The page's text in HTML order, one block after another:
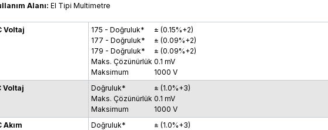
Alanı: El Tipi Multimetre
Voltaj 175 - Doğruluk*
± (0.15%+2)
177 - Doğruluk*
± (0.09%+2)
179 - Doğruluk*
± (0.09%+2)
Maks. Çözünürlük 0.1 mV
Maksimum
1000 V
Voltaj
Doğruluk*
± (1.0%+3)
Maks. Çözünürlük 0.1 mV
Maksimum
1000 V
Akım
Doğruluk*
± (1.0%+3)